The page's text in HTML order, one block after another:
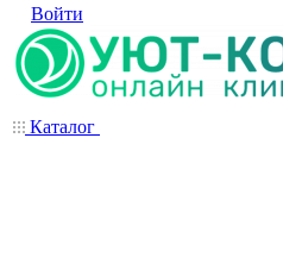
Войти
Каталог